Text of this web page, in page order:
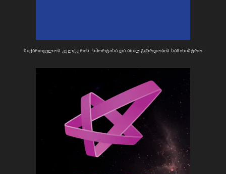
საქართველოს კულტურის, სპორტისა და ახალგაზრდობის სამინისტრო